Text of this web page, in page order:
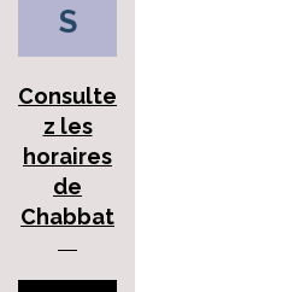
S
Consulte
z les
horaires
de
Chabbat